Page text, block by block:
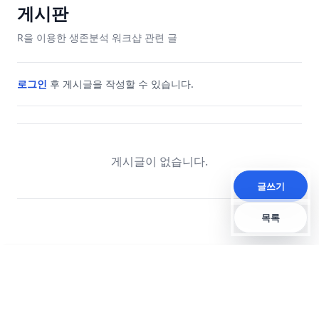
게시판
R을 이용한 생존분석 워크샵 관련 글
로그인 후 게시글을 작성할 수 있습니다.
게시글이 없습니다.
글쓰기
목록